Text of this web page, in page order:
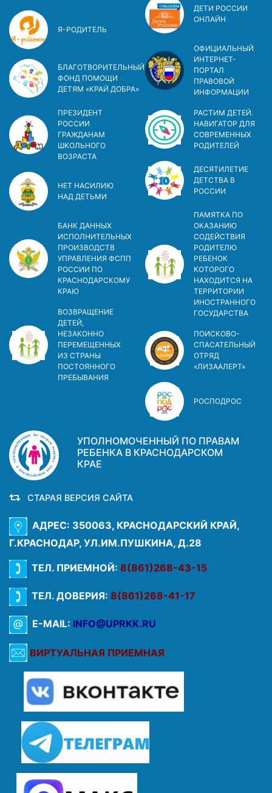
Я-РОДИТЕЛЬ
БЛАГОТВОРИТЕЛЬНЫЙ
ФОНД ПОМОЩИ
ДЕТЯМ «КРАЙ ДОБРА»
ПРЕЗИДЕНТ
РОССИИ
ГРАЖДАНАМ
ШКОЛЬНОГО
ВОЗРАСТА
НЕТ НАСИЛИЮ
НАД ДЕТЬМИ
БАНК ДАННЫХ
ИСПОЛНИТЕЛЬНЫХ
ПРОИЗВОДСТВ
УПРАВЛЕНИЯ ФСПП
РОССИИ ПО
КРАСНОДАРСКОМУ
КРАЮ
ВОЗВРАЩЕНИЕ
ДЕТЕЙ,
НЕЗАКОННО
ПЕРЕМЕЩЕННЫХ
ИЗ СТРАНЫ
ПОСТОЯННОГО
ПРЕБЫВАНИЯ
ДЕТИ РОССИИ
ОНЛАЙН
ОФИЦИАЛЬНЫЙ
ИНТЕРНЕТ-
ПОРТАЛ
ПРАВОВОЙ
ИНФОРМАЦИИ
РАСТИМ ДЕТЕЙ.
НАВИГАТОР ДЛЯ
СОВРЕМЕННЫХ
РОДИТЕЛЕЙ
ДЕСЯТИЛЕТИЕ
ДЕТСТВА В
РОСCИИ
ПАМЯТКА ПО
ОКАЗАНИЮ
СОДЕЙСТВИЯ
РОДИТЕЛЮ
РЕБЕНОК
КОТОРОГО
НАХОДИТСЯ НА
ТЕРРИТОРИИ
ИНОСТРАННОГО
ГОСУДАРСТВА
ПОИСКОВО-
СПАСАТЕЛЬНЫЙ
ОТРЯД
«ЛИЗААЛЕРТ»
РОСПОДРОС
УПОЛНОМОЧЕННЫЙ ПО ПРАВАМ
РЕБЕНКА В КРАСНОДАРСКОМ
КРАЕ
СТАРАЯ ВЕРСИЯ САЙТА
АДРЕС: 350063, КРАСНОДАРСКИЙ КРАЙ,
Г.КРАСНОДАР, УЛ.ИМ.ПУШКИНА, Д.28
ТЕЛ. ПРИЕМНОЙ: 8(861)268-43-15
ТЕЛ. ДОВЕРИЯ: 8(861)268-41-17
E-MAIL: INFO@UPRKK.RU
ВИРТУАЛЬНАЯ ПРИЕМНАЯ